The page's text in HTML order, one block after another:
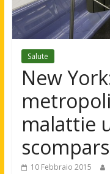
Salute
New
malattie
10 Febbraio 2015